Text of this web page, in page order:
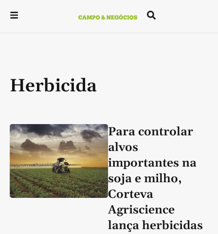
Herbicida
Para controlar
alvos
importantes na
soja e milho,
Corteva
Agriscience
lança herbicidas